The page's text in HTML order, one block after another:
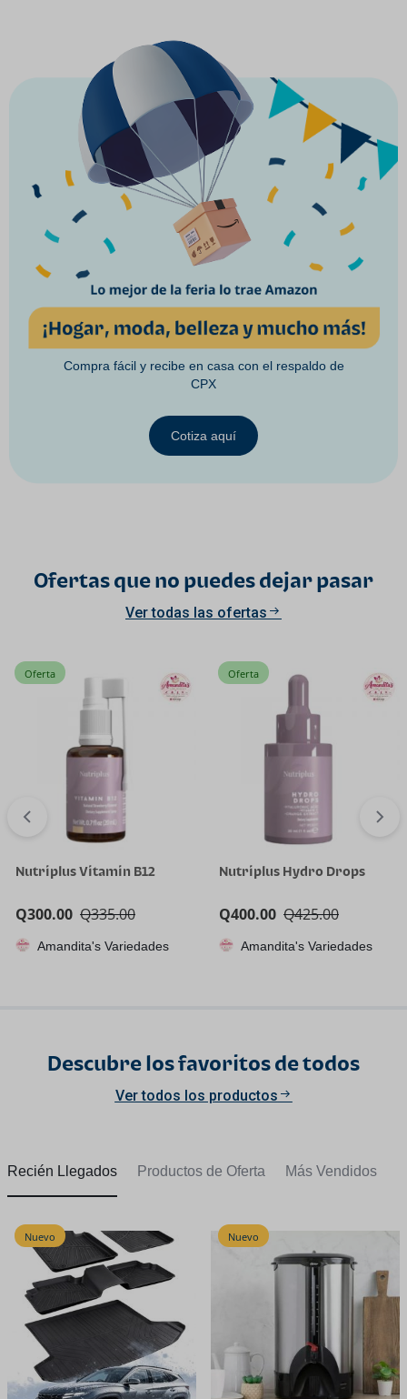
Compra fácil y recibe en casa con el respaldo de
CPX
Cotiza aquí
Ofertas que no puedes dejar pasar
Ver todas las ofertas
Oferta
Nutriplus Vitamin B12
Q335.00
Q300.00
Amandita's Variedades
Oferta
Nutriplus Hydro Drops
Q425.00
Q400.00
Amandita's Variedades
Descubre los favoritos de todos
Ver todos los productos
Recién Llegados Productos de Oferta Más Vendidos
Nuevo Nuevo